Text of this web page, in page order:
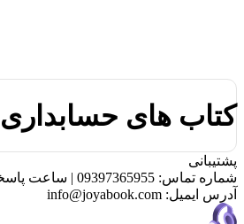
کتاب های
پشتیبانی
شماره تماس: 09397365955
| ساعت
آدرس ایمیل: info@joyabook.com